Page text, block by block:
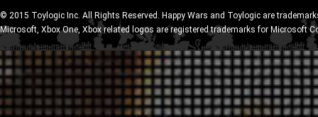
© 2015 Toylogic Inc. All Rights Reserved. Happy Wars and Toylogic are
Microsoft, Xbox One, Xbox related logos are registered trademarks for Microsoft